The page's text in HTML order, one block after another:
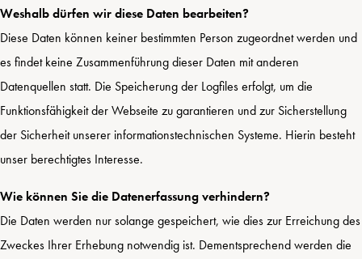
Weshalb dürfen wir diese Daten bearbeiten?
Diese Daten können keiner bestimmten Person zugeordnet werden und
es findet keine Zusammenführung dieser Daten mit anderen
Datenquellen statt. Die Speicherung der Logfiles erfolgt, um die
Funktionsfähigkeit der Webseite zu garantieren und zur Sicherstellung
der Sicherheit unserer informationstechnischen Systeme. Hierin besteht
unser berechtigtes Interesse.
Wie können Sie die Datenerfassung verhindern?
Die Daten werden nur solange gespeichert, wie dies zur Erreichung des
Zweckes Ihrer Erhebung notwendig ist. Dementsprechend werden die